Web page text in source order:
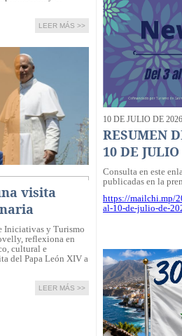
LEER MÁS >>
10 DE JULIO DE 2026
RESUMEN
10 DE
Consulta en este
publicadas en la
https://mailchi.mp/
al-10-de-julio-de-
visita
Iniciativas y Turismo
reflexiona en
cultural e
del Papa León XIV a
LEER MÁS >>